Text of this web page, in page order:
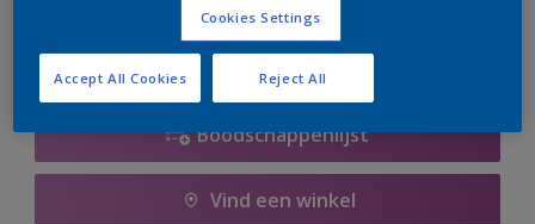
Boodschappenlijst
Vind een winkel
Cookies Settings
Reject All
Accept All Cookies